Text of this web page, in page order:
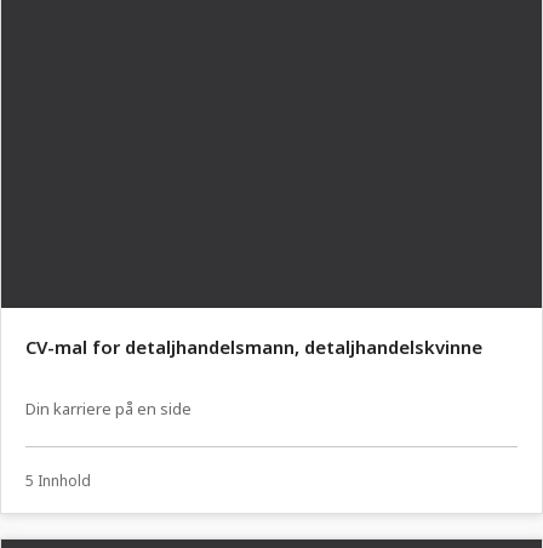
CV-mal for detaljhandelsmann, detaljhandelskvinne
Din karriere på en side
5 Innhold